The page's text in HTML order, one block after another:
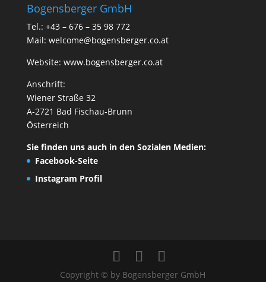
Bogensberger GmbH
Tel.: +43 – 676 – 35 98 772
Mail: welcome@bogensberger.co.at
Website: www.bogensberger.co.at
Anschrift:
Wiener Straße 32
A-2721 Bad Fischau-Brunn
Österreich
Sie finden uns auch in den Sozialen Medien:
Facebook-Seite
Instagram Profil
Copyright © by Bogensberger GmbH